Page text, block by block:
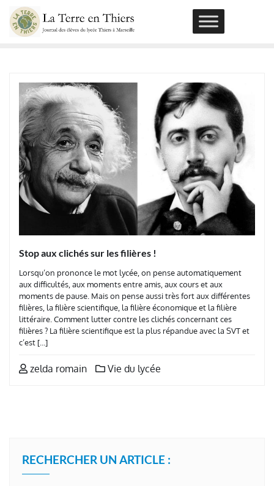
Skip
content
Stop aux clichés sur les filières !
Lorsqu’on prononce le mot lycée, on pense automatiquement
aux difficultés, aux moments entre amis, aux cours et aux
moments de pause. Mais on pense aussi très fort aux différentes
filières, la filière scientifique, la filière économique et la filière
littéraire. Comment lutter contre les clichés concernant ces
filières ? La filière scientifique est la plus répandue avec la SVT et
c’est […]
zelda romain Vie du lycée
RECHERCHER UN ARTICLE :